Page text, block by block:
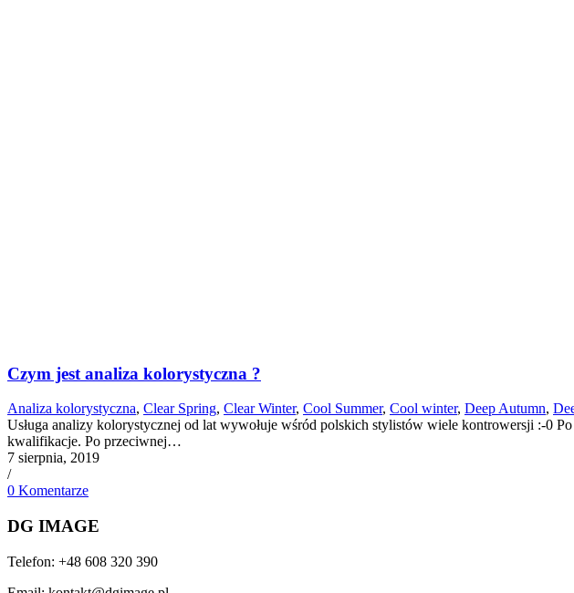
Czym jest analiza kolorystyczna ?
Analiza kolorystyczna, Clear Spring, Clear Winter, Cool Summer, Cool winter, Deep Autumn,
Usługa analizy kolorystycznej od lat wywołuje wśród polskich stylistów wiele kontrowersji :-0
kwalifikacje. Po przeciwnej…
7 sierpnia, 2019
/
0 Komentarze
DG IMAGE
Telefon: +48 608 320 390